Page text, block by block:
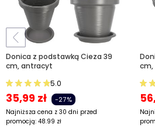
Donica z podstawką Cieza 39
cm, antracyt
5.0
35,99 zł -27%
Najniższa cena z 30 dni przed
promocją: 48.99 zł